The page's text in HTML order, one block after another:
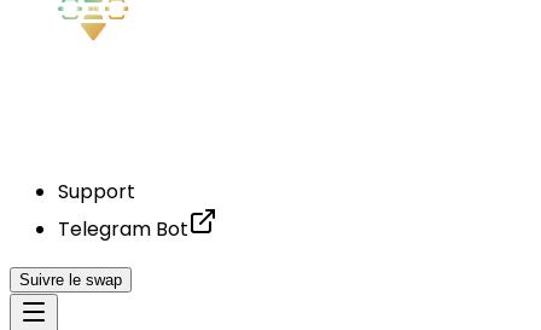
Support
Telegram Bot
Suivre le swap